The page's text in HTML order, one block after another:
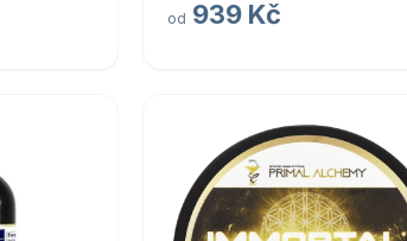
limetka, 330 g
od 939 Kč